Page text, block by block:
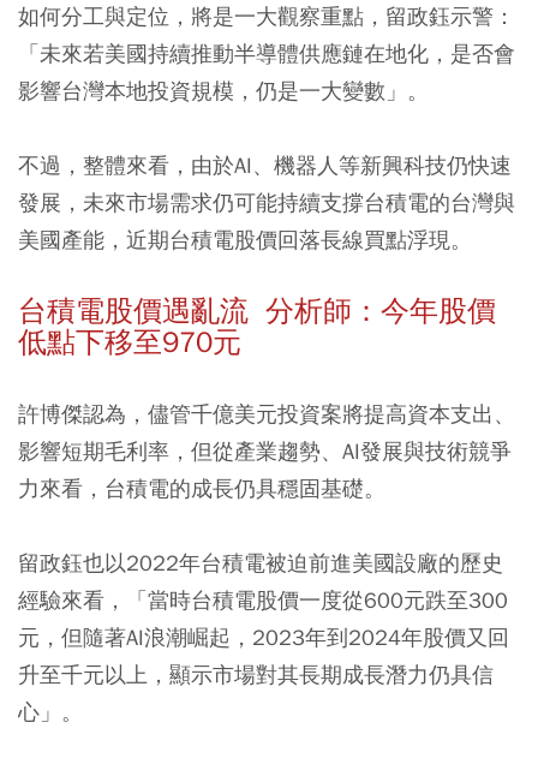
如何分工與定位，將是一大觀察重點，留政鈺示警：
「未來若美國持續推動半導體供應鏈在地化，是否會
影響台灣本地投資規模，仍是一大變數」。
不過，整體來看，由於AI、機器人等新興科技仍快速
發展，未來市場需求仍可能持續支撐台積電的台灣與
美國產能，近期台積電股價回落長線買點浮現。
台積電股價遇亂流 分析師：今年股價
低點下移至970元
許博傑認為，儘管千億美元投資案將提高資本支出、
影響短期毛利率，但從產業趨勢、AI發展與技術競爭
力來看，台積電的成長仍具穩固基礎。
留政鈺也以2022年台積電被迫前進美國設廠的歷史
經驗來看，「當時台積電股價一度從600元跌至300
元，但隨著AI浪潮崛起，2023年到2024年股價又回
升至千元以上，顯示市場對其長期成長潛力仍具信
心」。